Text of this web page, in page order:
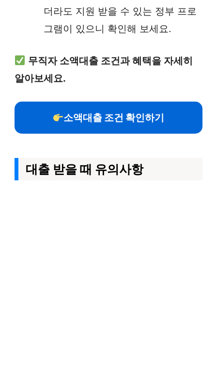
더라도 지원 받을 수 있는 정부 프로
그램이 있으니 확인해 보세요.
무직자 소액대출 조건과 혜택을 자세히
알아보세요.
소액대출 조건 확인하기
대출 받을 때 유의사항